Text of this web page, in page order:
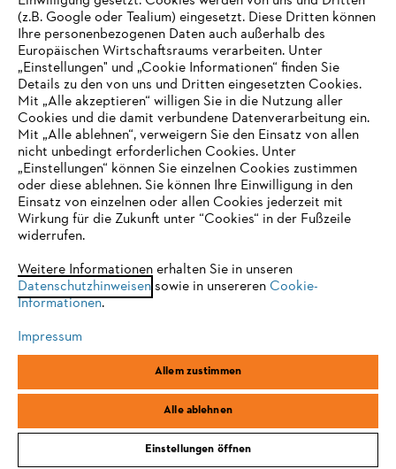
Unternehmen
Online Shop
Service
Allgemeine Geschäftsbedingungen
Impressum Cookies Rechtliche Informationen
STIHL Vertriebszentrale AG & Co. KG, D-64807 Dieburg
IHR BROWSER WIRD NICHT
UNTERSTÜTZT
eine optimale Nutzung unserer Seite empfehlen wir Ihnen, zu
einem der folgenden Browser zu wechseln:
Firefox Chrome
(z.B. Google oder Tealium) eingesetzt. Diese Dritten können
Ihre personenbezogenen Daten auch außerhalb des
Europäischen Wirtschaftsraums verarbeiten. Unter
„Einstellungen" und „Cookie Informationen“ finden Sie
Details zu den von uns und Dritten eingesetzten Cookies.
Mit „Alle akzeptieren“ willigen Sie in die Nutzung aller
Cookies und die damit verbundene Datenverarbeitung ein.
Mit „Alle ablehnen“, verweigern Sie den Einsatz von allen
nicht unbedingt erforderlichen Cookies. Unter
„Einstellungen“ können Sie einzelnen Cookies zustimmen
oder diese ablehnen. Sie können Ihre Einwilligung in den
Einsatz von einzelnen oder allen Cookies jederzeit mit
Wirkung für die Zukunft unter “Cookies“ in der Fußzeile
widerrufen.
Weitere Informationen erhalten Sie in unseren
Datenschutzhinweisensowie in unsereren Cookie-
Informationen.
Impressum
Allem zustimmen
Alle ablehnen
Einstellungen öffnen